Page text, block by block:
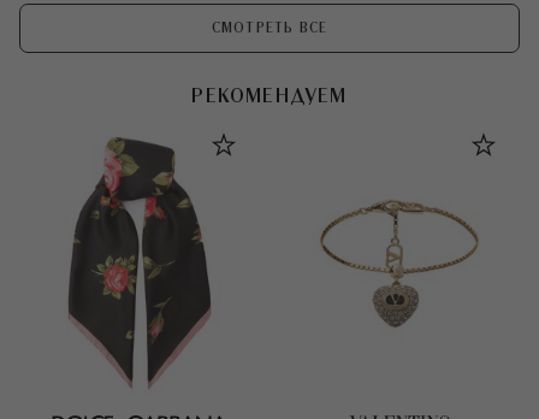
СМОТРЕТЬ ВСЕ
РЕКОМЕНДУЕМ